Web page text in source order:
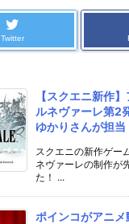
Twitter
【スクエニ新作
ルネヴァーレ第2
ゆかりさんが担当
スクエニの新作ゲー
ネヴァーレの制作が
た！ ...
ポインコがアニメ